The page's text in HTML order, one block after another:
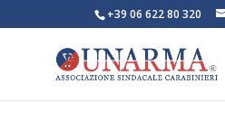
+39 06 622 80 320